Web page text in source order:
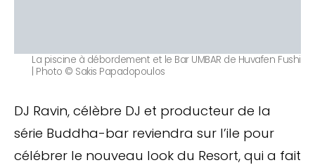
La piscine à débordement et le Bar UMBAR de Huvafen Fushi
| Photo © Sakis Papadopoulos
DJ Ravin, célèbre DJ et producteur de la
série Buddha-bar reviendra sur l’ile pour
célébrer le nouveau look du Resort, qui a fait